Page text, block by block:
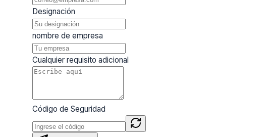
Designación
nombre de empresa
Cualquier requisito adicional
Código de Seguridad